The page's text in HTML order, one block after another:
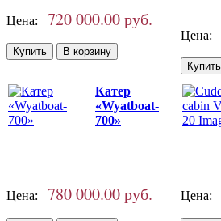
Цена: 720 000.00 руб.
Цена:
Катер
«Wyatboat-
700»
Цена: 780 000.00 руб. Цена: